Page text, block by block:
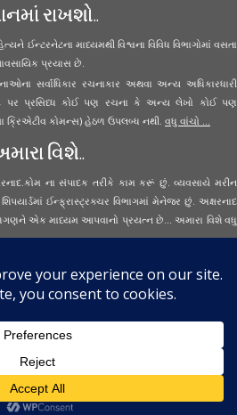
રાખશો..
ઈન્ટરનેટના માધ્યમથી વિશ્વના વિવિધ વિભાગોમાં વસતા
પ્રયાસ છે.
સર્વાધિકાર રચનાકાર અથવા અન્ય અધિકારધારી
પર પ્રસિધ્ધ કોઈ પણ રચના કે અન્ય લેખો કોઈ પણ
ક્રિએટીવ કોમન્સ) હેઠળ ઉપલબ્ધ નથી. વધુ વાંચો ...
વિશે..
ના સંપાદક તરીકે કામ કરૂં છું. વ્યવસાયે મરીન
ઈન્ફ્રાસ્ટ્રક્ચર વિભાગમાં મેનેજર છું. અક્ષરનાદ
એક માધ્યમ આપવાનો પ્રયત્ન છે... અમારા વિશે વધુ
Site Assurance
By Jignesh Adhyaru ·
Rights Reserved ·